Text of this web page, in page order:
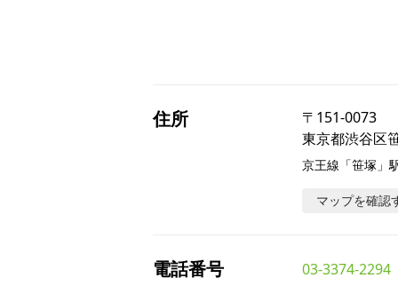
住所 〒 151-0073
東京都渋谷区
京王線「笹塚」
マップを確認
電話番号 03-3374-2294